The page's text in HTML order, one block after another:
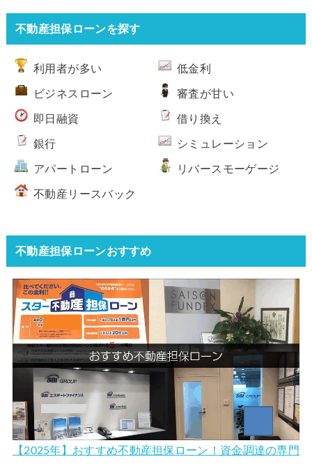
不動産担保ローンを探す
利用者が多い 低金利
ビジネスローン 審査が甘い
即日融資 借り換え
銀行 シミュレーション
アパートローン リバースモーゲージ
不動産リースバック
不動産担保ローンおすすめ
【2025年】おすすめ不動産担保ローン！資金調達の専門